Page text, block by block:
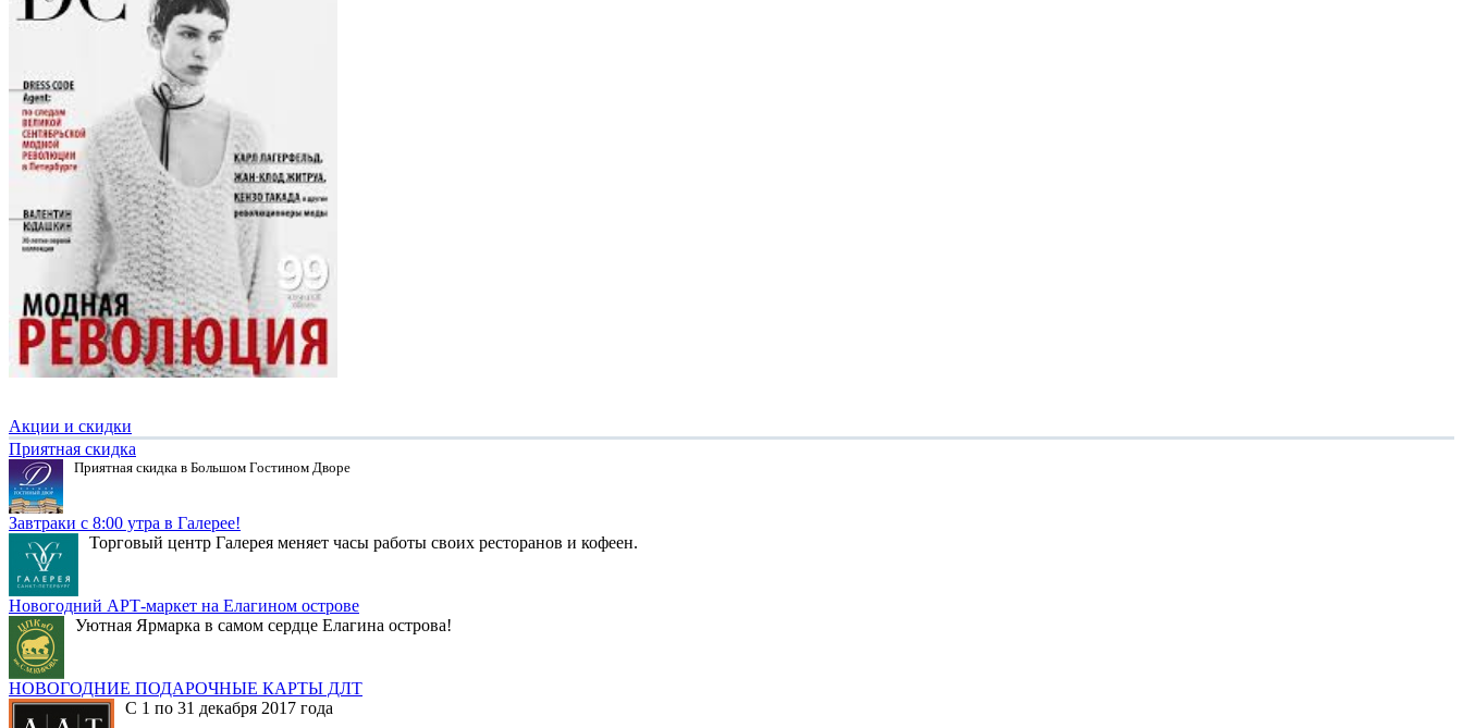
Акции и скидки
Приятная скидка
Приятная скидка в Большом Гостином Дворе
Завтраки с 8:00 утра в Галерее!
Торговый центр Галерея меняет часы работы своих ресторанов и кофеен.
Новогодний АРТ-маркет на Елагином острове
Уютная Ярмарка в самом сердце Елагина острова!
НОВОГОДНИЕ ПОДАРОЧНЫЕ КАРТЫ ДЛТ
С 1 по 31 декабря 2017 года